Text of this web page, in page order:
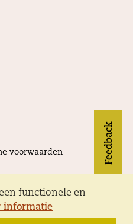
Feedback
functionele en
informatie
voorwaarden